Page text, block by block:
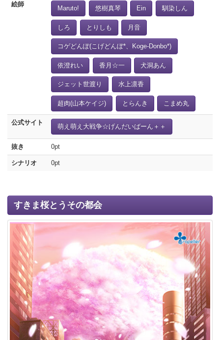
絵師
Maruto! 悠樹真琴 Ein 馴染しん
しろ とりしも 月音
コゲどんぽ(こげどんぼ*、Koge-Donbo*)
依澄れい 香月☆一 犬洞あん
ジェット世渡り 水上凛香
超肉(山本ケイジ) とらんき こまめ丸
公式サイト
萌え萌え大戦争☆げんだいばーん＋＋
抜き 0pt
シナリオ 0pt
すきま桜とうその都会